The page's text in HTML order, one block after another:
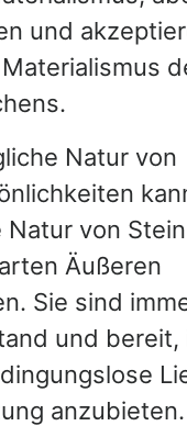
und
Natur von
Natur von
Äußeren
Sie sind
und bereit,
anzubieten.